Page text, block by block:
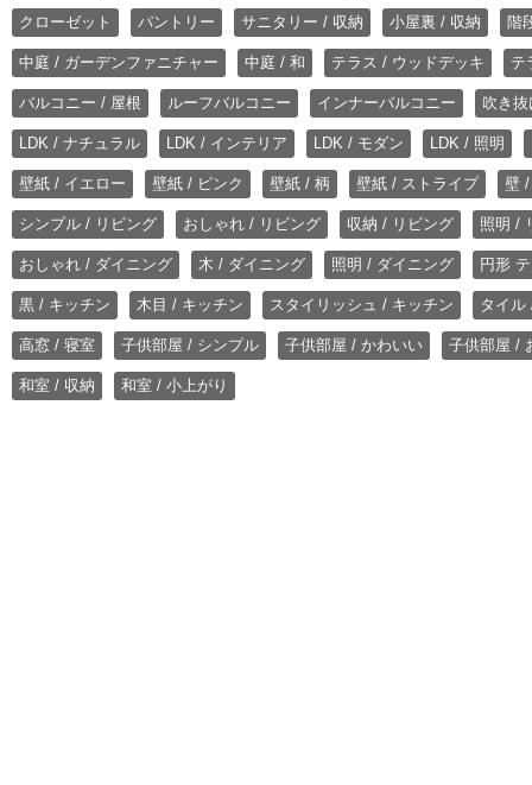
クローゼット パントリー サニタリー / 収納 小屋裏 / 収納 階
中庭 / ガーデンファニチャー 中庭 / 和 テラス / ウッドデッキ テ
バルコニー / 屋根 ルーフバルコニー インナーバルコニー 吹き
LDK / ナチュラル LDK / インテリア LDK / モダン LDK / 照明
壁紙 / イエロー 壁紙 / ピンク 壁紙 / 柄 壁紙 / ストライプ 壁
シンプル / リビング おしゃれ / リビング 収納 / リビング 照明 /
おしゃれ / ダイニング 木 / ダイニング 照明 / ダイニング 円形
黒 / キッチン 木目 / キッチン スタイリッシュ / キッチン タイル
高窓 / 寝室 子供部屋 / シンプル 子供部屋 / かわいい 子供部屋 /
和室 / 収納 和室 / 小上がり